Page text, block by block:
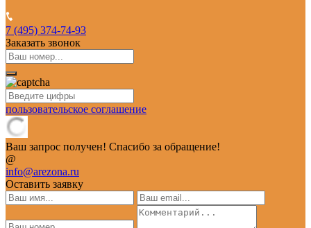
7 (495) 374-74-93
Заказать звонок
пользовательское соглашение
Ваш запрос получен! Спасибо за обращение!
@
info@arezona.ru
Оставить заявку